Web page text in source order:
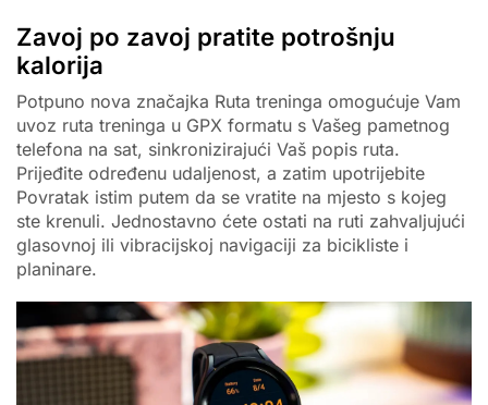
Zavoj po zavoj pratite potrošnju
kalorija
Potpuno nova značajka Ruta treninga omogućuje Vam
uvoz ruta treninga u GPX formatu s Vašeg pametnog
telefona na sat, sinkronizirajući Vaš popis ruta.
Prijeđite određenu udaljenost, a zatim upotrijebite
Povratak istim putem da se vratite na mjesto s kojeg
ste krenuli. Jednostavno ćete ostati na ruti zahvaljujući
glasovnoj ili vibracijskoj navigaciji za bicikliste i
planinare.